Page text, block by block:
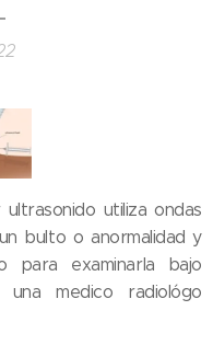
utiliza ondas
bulto o anormalidad y
para examinarla bajo
medico radiológo